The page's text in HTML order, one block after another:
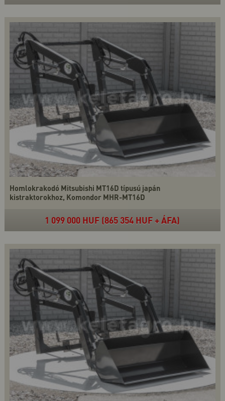
Homlokrakodó Mitsubishi MT16D típusú japán
kistraktorokhoz, Komondor MHR-MT16D
1 099 000 HUF (865 354 HUF + ÁFA)